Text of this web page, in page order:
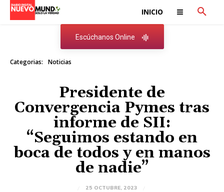
INICIO
Escúchanos Online
Categorias: Noticias
Presidente de
Convergencia Pymes tras
informe de SII:
“Seguimos estando en
boca de todos y en manos
de nadie”
25 OCTUBRE, 2023